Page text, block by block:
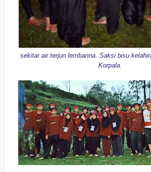
sekitar air terjun lembanna. Saksi bisu
Korpala.